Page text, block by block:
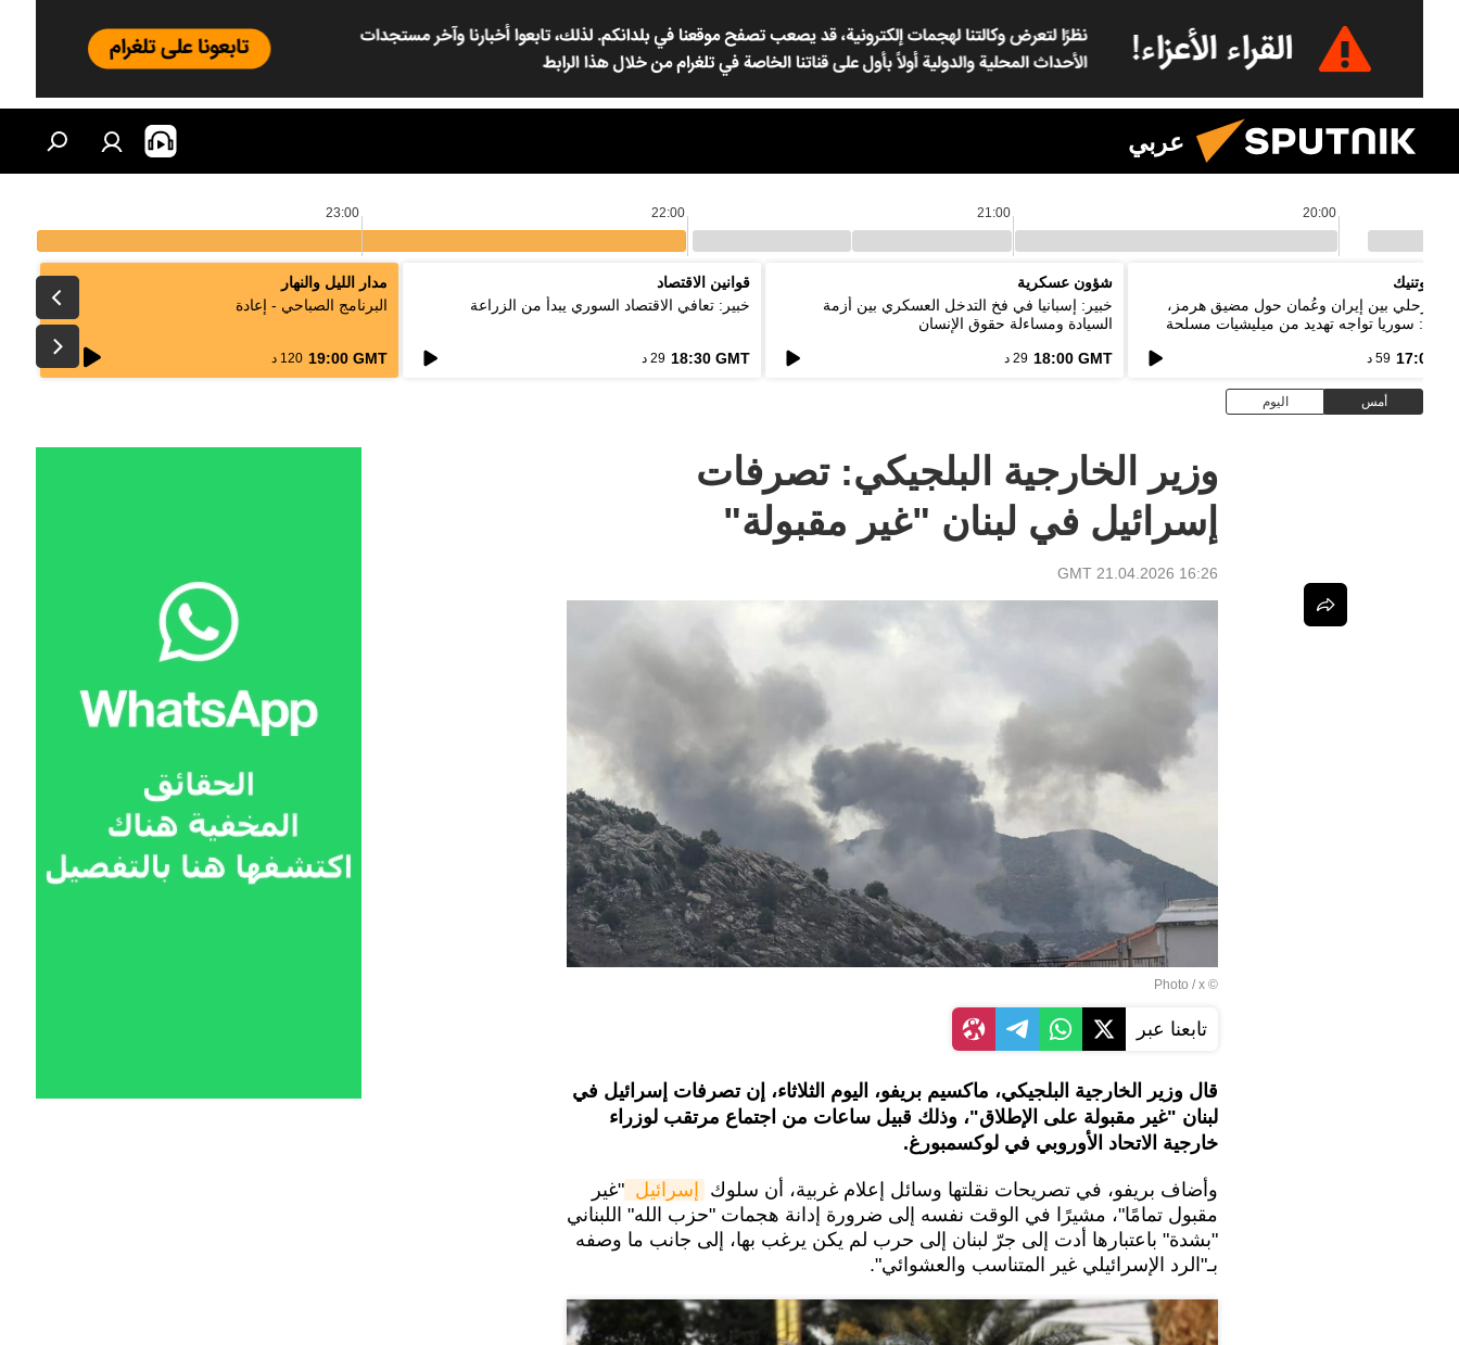
عربي
20:00
21:00
22:00
23:00
سبوتنيك
مرحلي بين إيران وعُمان حول مضيق هرمز،
سوريا تواجه تهديد من ميليشيات مسلحة
17:00 59 د
شؤون عسكرية
خبير: إسبانيا في فخ التدخل العسكري بين أزمة
السيادة ومساءلة حقوق الإنسان
18:00 GMT 29 د
قوانين الاقتصاد
خبير: تعافي الاقتصاد السوري يبدأ من الزراعة
18:30 GMT 29 د
مدار الليل والنهار
البرنامج الصباحي - إعادة
19:00 GMT 120 د live
أمس اليوم
وزير الخارجية البلجيكي: تصرفات
إسرائيل في لبنان "غير مقبولة"
16:26 GMT 21.04.2026
© Photo / x
تابعنا عبر
قال وزير الخارجية البلجيكي، ماكسيم بريفو، اليوم الثلاثاء، إن تصرفات إسرائيل في
لبنان "غير مقبولة على الإطلاق"، وذلك قبيل ساعات من اجتماع مرتقب لوزراء
خارجية الاتحاد الأوروبي في لوكسمبورغ.
وأضاف بريفو، في تصريحات نقلتها وسائل إعلام غربية، أن سلوك إسرائيل "غير
مقبول تمامًا"، مشيرًا في الوقت نفسه إلى ضرورة إدانة هجمات "حزب الله" اللبناني
"بشدة" باعتبارها أدت إلى جرّ لبنان إلى حرب لم يكن يرغب بها، إلى جانب ما وصفه
بـ"الرد الإسرائيلي غير المتناسب والعشوائي".